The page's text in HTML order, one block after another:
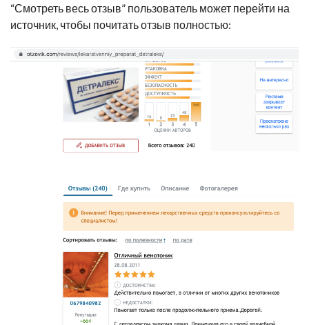
“Смотреть весь отзыв” пользователь может перейти на
источник, чтобы почитать отзыв полностью: